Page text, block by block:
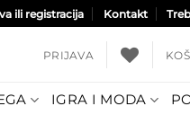
ili registracija Kontakt
PRIJAVA
IGRA I MODA